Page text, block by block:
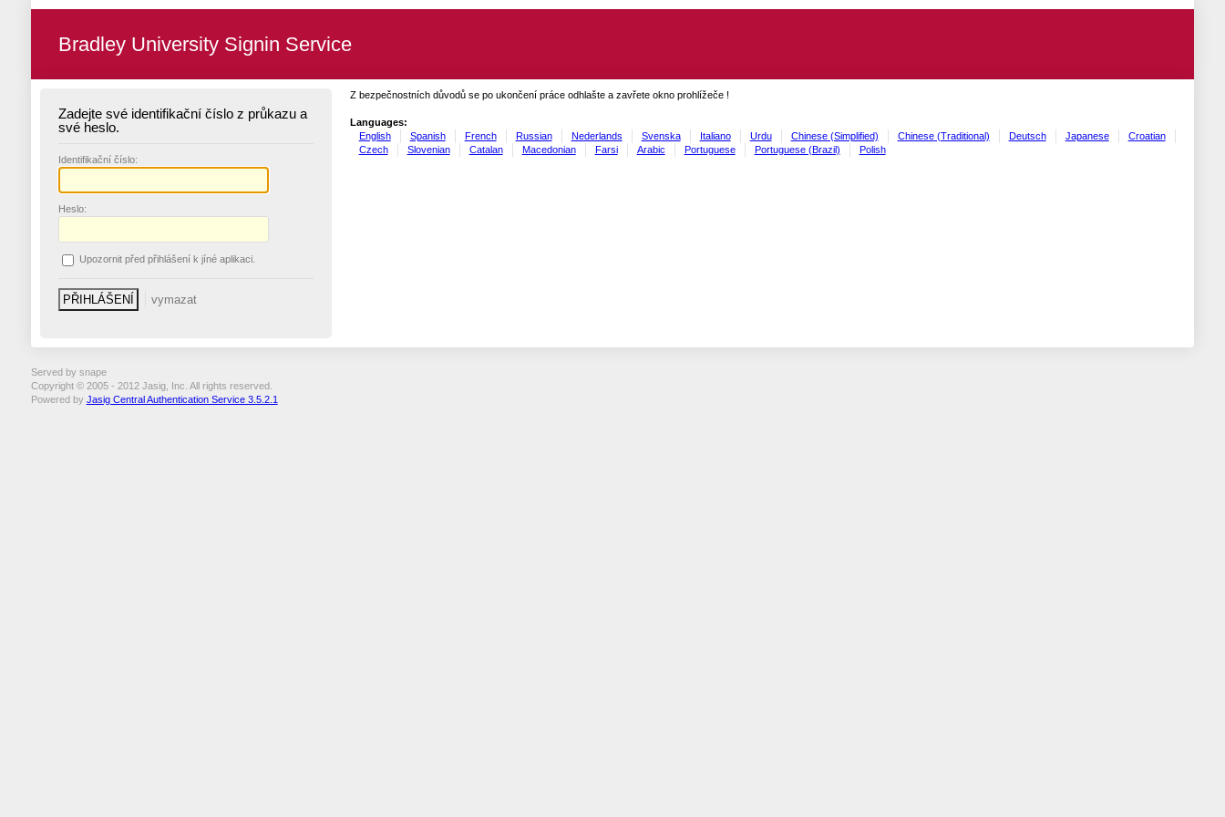
Bradley University Signin Service
Zadejte své identifikační číslo z průkazu a
své heslo.
Identifikační číslo:
Heslo:
Upozornit před přihlášení k jíné aplikaci.
Z bezpečnostních důvodů se po ukončení práce odhlašte a zavřete okno prohlížeče !
Languages:
English
Spanish French Russian Nederlands Svenska Italiano Urdu Chinese (Simplified) Chinese (Traditional) Deutsch Japanese
Croatian
Czech
Slovenian Catalan Macedonian Farsi Arabic Portuguese Portuguese (Brazil) Polish
Served by snape
Copyright © 2005 - 2012 Jasig, Inc. All rights reserved.
Powered by Jasig Central Authentication Service 3.5.2.1